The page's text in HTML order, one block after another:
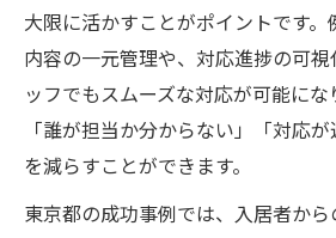
大限に活かすことがポイントです。
内容の一元管理や、対応進捗の可視
ッフでもスムーズな対応が可能にな
「誰が担当か分からない」「対応
を減らすことができます。
東京都の成功事例では、入居者か